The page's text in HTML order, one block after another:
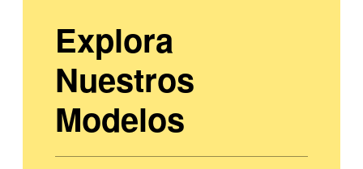
SATELITALES
Explora
Nuestros
Modelos